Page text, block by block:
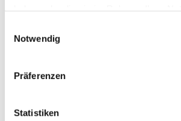
Notwendig
Präferenzen
Statistiken